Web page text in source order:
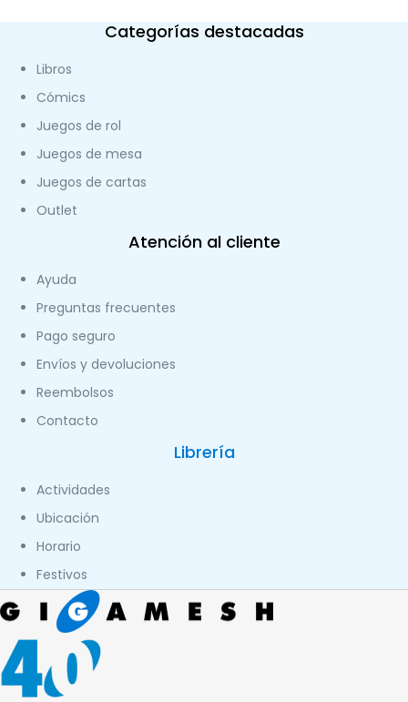
Categorías destacadas
Libros
Cómics
Juegos de rol
Juegos de mesa
Juegos de cartas
Outlet
Atención al cliente
Ayuda
Preguntas frecuentes
Pago seguro
Envíos y devoluciones
Reembolsos
Contacto
Librería
Actividades
Ubicación
Horario
Festivos